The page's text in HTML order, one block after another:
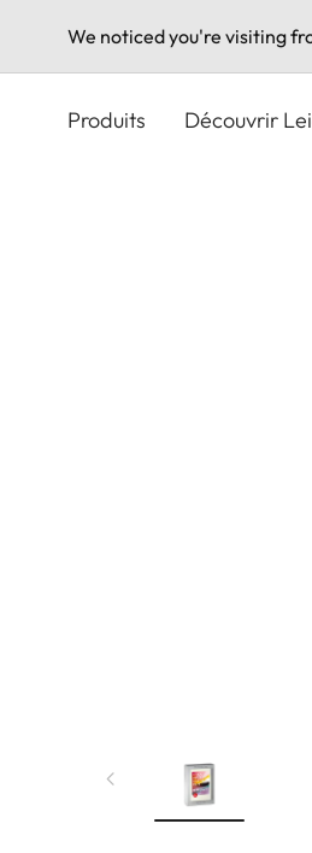
We noticed you're visiting
Produits Découvrir